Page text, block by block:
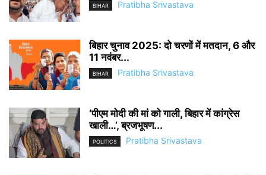
BIHAR Pratibha Srivastava
बिहार चुनाव 2025: दो चरणों में मतदान, 6 और
11 नवंबर...
BIHAR Pratibha Srivastava
‘पीएम मोदी की मां को गाली, बिहार में कांग्रेस
खाली…’, ब्रजभूषण...
POLITICS Pratibha Srivastava